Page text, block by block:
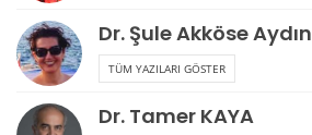
Dr. Şule Akköse Aydın
TÜM YAZILARI GÖSTER
Dr. Tamer KAYA